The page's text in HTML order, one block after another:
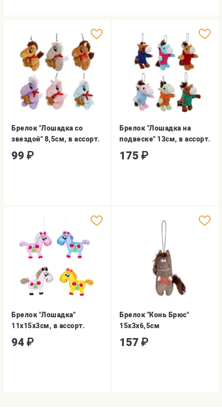
Брелок "Лошадка со
звездой" 8,5см, в ассорт.
99 ₽
Брелок "Лошадка на
подвеске" 13см, в ассорт.
175 ₽
Брелок "Лошадка"
11х15х3см, в ассорт.
94 ₽
Брелок "Конь Брюс"
15х3х6,5см
157 ₽